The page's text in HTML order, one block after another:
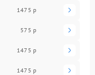
1475 р
575 р
1475 р
1475 р